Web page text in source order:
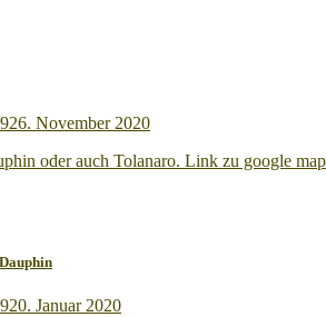
26. November 2020
oder auch Tolanaro. Link zu google
20. Januar 2020